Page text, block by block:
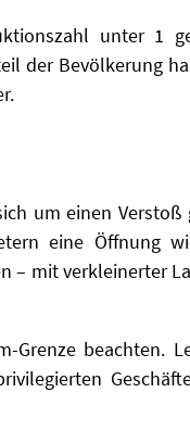
unter 1
der Bevölkerung
umeinen Verstoß
eine Öffnung
– mit verkleinerter
beachten.